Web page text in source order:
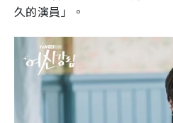
久的演員」。